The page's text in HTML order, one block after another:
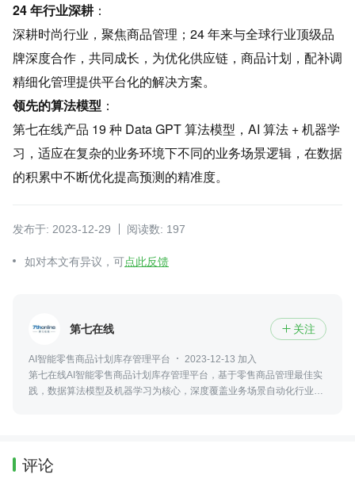
24 年行业深耕：
深耕时尚行业，聚焦商品管理；24 年来与全球行业顶级品
牌深度合作，共同成长，为优化供应链，商品计划，配补调
精细化管理提供平台化的解决方案。
领先的算法模型 ：
第七在线产品 19 种 Data GPT 算法模型，AI 算法 + 机器学
习，适应在复杂的业务环境下不同的业务场景逻辑，在数据
的积累中不断优化提高预测的精准度。
发布于: 2023-12-29 阅读数: 197
如对本文有异议，可点此反馈
第七在线  关注
AI智能零售商品计划库存管理平台
2023-12-13 加入
第七在线AI智能零售商品计划库存管理平台，基于零售商品管理最佳实
践，数据算法模型及机器学习为核心，深度覆盖业务场景自动化行业解
评论